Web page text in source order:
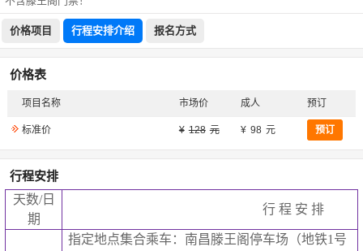
价格项目 行程安排介绍 报名方式
价格表
项目名称 市场价 成人 预订
标准价 128 98 预订
行程安排
天数/日
期
行 程 安 排
指定地点集合乘车：南昌滕王阁停车场（地铁1 号